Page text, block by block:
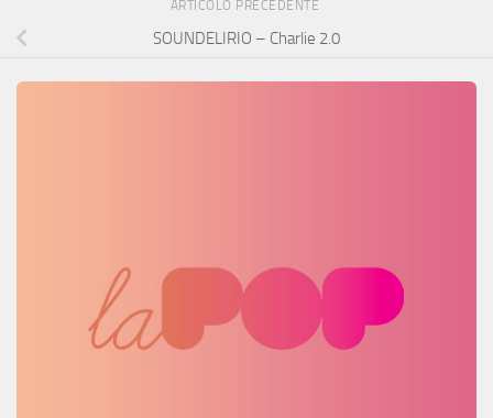
ARTICOLO PRECEDENTE
SOUNDELIRIO – Charlie 2.0